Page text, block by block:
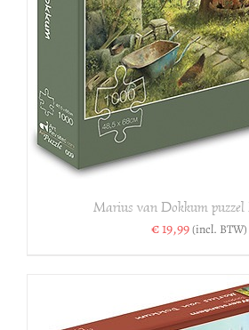
Marius van Dokkum puzzel
€19,99(incl. BTW)